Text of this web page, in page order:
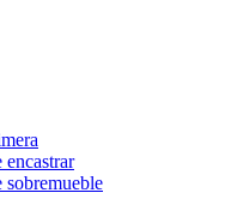
encastrar
sobremueble